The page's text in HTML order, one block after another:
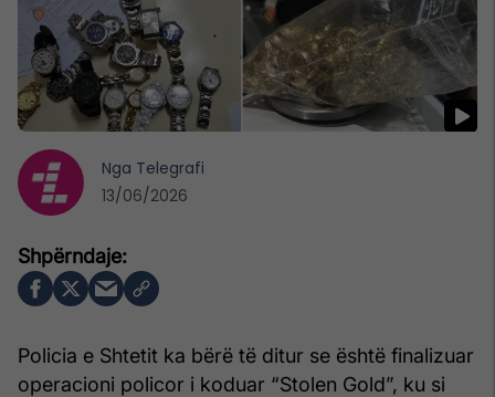
Policia e Shtetit ka bërë të ditur se është finalizuar
operacioni policor i koduar “Stolen Gold”, ku si
Nga Telegrafi
13/06/2026